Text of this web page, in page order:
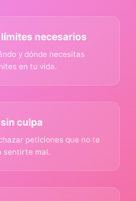
necesarios
y dónde necesitas
en tu vida.
culpa
peticiones que no te
sentirte mal.